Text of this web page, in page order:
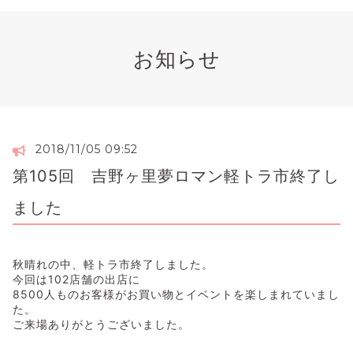
お知らせ
2018/11/05 09:52
第105回 吉野ヶ里夢ロマン軽トラ市終了し
ました
秋晴れの中、軽トラ市終了しました。
今回は102店舗の出店に
8500人ものお客様がお買い物とイベントを楽しまれていまし
た。
ご来場ありがとうございました。